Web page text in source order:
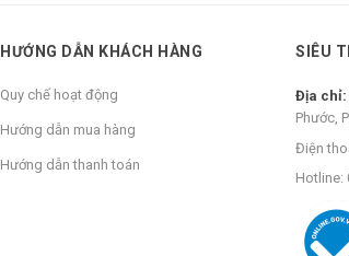
HƯỚNG DẪN KHÁCH HÀNG
Quy chế hoạt động
Hướng dẫn mua hàng
Hướng dẫn thanh toán
SIÊU
Địa chỉ:
Phước,
Điện
Hotline: